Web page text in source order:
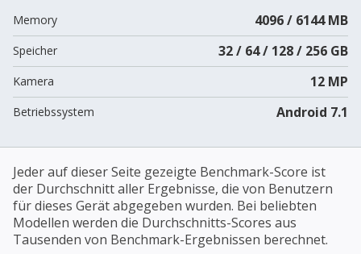
Memory 4096 / 6144 MB
Speicher 32 / 64 / 128 / 256 GB
Kamera 12 MP
Betriebssystem Android 7.1
Jeder auf dieser Seite gezeigte Benchmark-Score ist
der Durchschnitt aller Ergebnisse, die von Benutzern
für dieses Gerät abgegeben wurden. Bei beliebten
Modellen werden die Durchschnitts-Scores aus
Tausenden von Benchmark-Ergebnissen berechnet.